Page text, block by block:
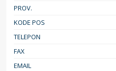
PROV.
KODE POS
TELEPON
FAX
EMAIL